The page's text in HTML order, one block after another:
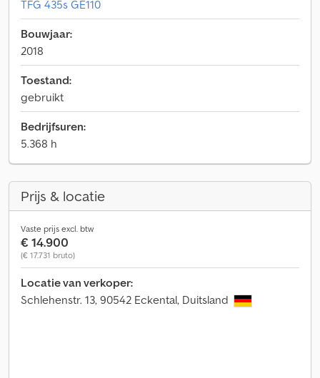
TFG 435s GE110
Bouwjaar:
2018
Toestand:
gebruikt
Bedrijfsuren:
5.368 h
Prijs & locatie
Vaste prijs excl. btw
€ 14.900
(€ 17.731 bruto)
Locatie van verkoper:
Schlehenstr. 13, 90542 Eckental, Duitsland